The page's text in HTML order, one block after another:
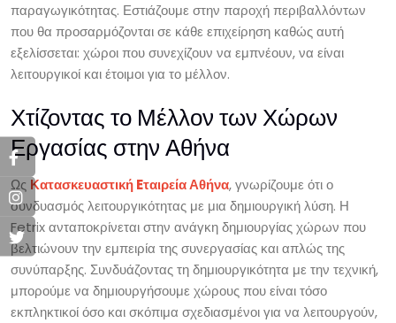
παραγωγικότητας. Εστιάζουμε στην παροχή περιβαλλόντων
που θα προσαρμόζονται σε κάθε επιχείρηση καθώς αυτή
εξελίσσεται: χώροι που συνεχίζουν να εμπνέουν, να είναι
λειτουργικοί και έτοιμοι για το μέλλον.
Χτίζοντας το Μέλλον των Χώρων
Εργασίας στην Αθήνα
Ως Κατασκευαστική Eταιρεία Αθήνα, γνωρίζουμε ότι ο
συνδυασμός λειτουργικότητας με μια δημιουργική λύση. Η
Fetrix ανταποκρίνεται στην ανάγκη δημιουργίας χώρων που
βελτιώνουν την εμπειρία της συνεργασίας και απλώς της
συνύπαρξης. Συνδυάζοντας τη δημιουργικότητα με την τεχνική,
μπορούμε να δημιουργήσουμε χώρους που είναι τόσο
εκπληκτικοί όσο και σκόπιμα σχεδιασμένοι για να λειτουργούν,